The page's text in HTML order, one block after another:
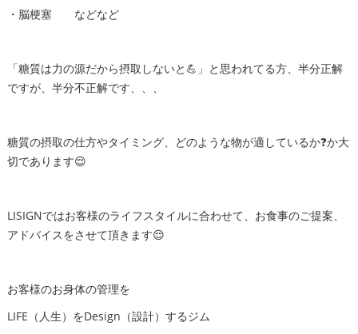
・脳梗塞 などなど
「糖質は力の源だから摂取しないと💪」と思われてる方、半分正解
ですが、半分不正解です、、、
糖質の摂取の仕方やタイミング、どのような物が適しているか❓か大
切であります😌
LISIGNではお客様のライフスタイルに合わせて、お食事のご提案、
アドバイスをさせて頂きます😌
お客様のお身体の管理を
LIFE（人生）をDesign（設計）するジム